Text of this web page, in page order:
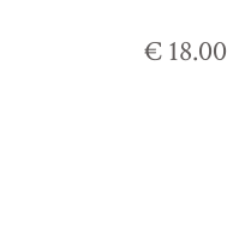
€ 18.00